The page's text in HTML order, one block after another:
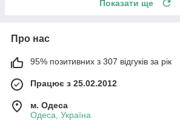
Показати ще
Про нас
95% позитивних з 307 відгуків за рік
Працює з 25.02.2012
м. Одеса
Одеса, Україна